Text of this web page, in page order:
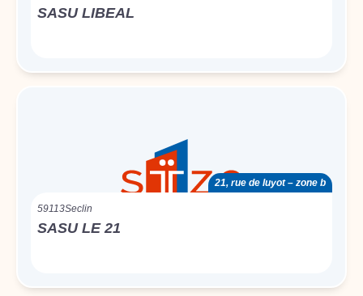
SASU LIBEAL
21, rue de luyot – zone b
59113Seclin
SASU LE 21